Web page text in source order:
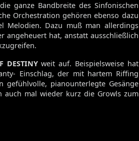
ganze Bandbreite des Sinfonischen
Orchestration gehören ebenso dazu
Melodien. Dazu muß man allerdings
angeheuert hat, anstatt ausschließlich
DESTINYweit auf. Beispielsweise hat
Einschlag, der mit hartem Riffing
pianounterlegte Gesänge
auch mal wieder kurz die Growls zum
Volume 131
Volume 129
Volume 127
Volume 125
Volume 123